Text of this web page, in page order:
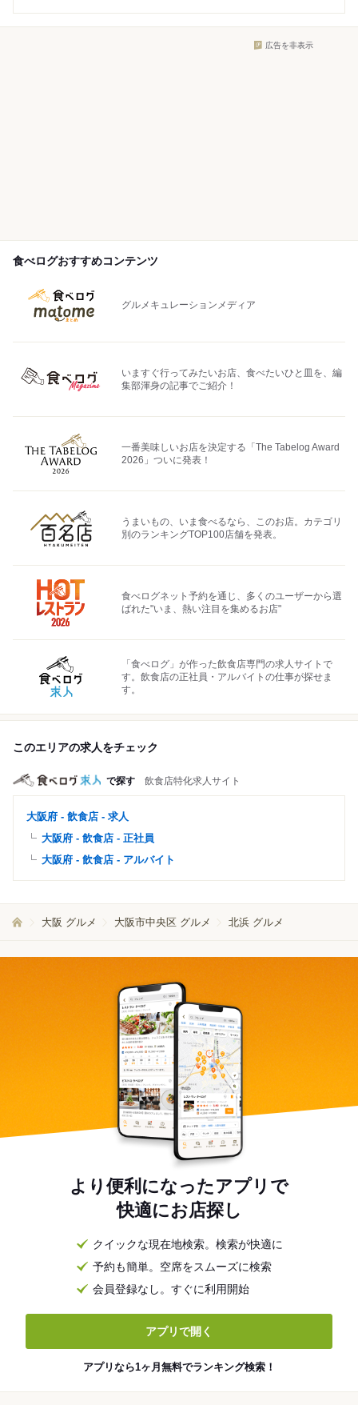
広告を非表示
食べログおすすめコンテンツ
グルメキュレーションメディア
いますぐ行ってみたいお店、食べたいひと皿を、編
集部渾身の記事でご紹介！
一番美味しいお店を決定する「The Tabelog Award
2026」ついに発表！
うまいもの、いま食べるなら、このお店。カテゴリ
別のランキングTOP100店舗を発表。
食べログネット予約を通じ、多くのユーザーから選
ばれた"いま、熱い注目を集めるお店"
「食べログ」が作った飲食店専門の求人サイトで
す。飲食店の正社員・アルバイトの仕事が探せま
す。
このエリアの求人をチェック
で探す 飲食店特化求人サイト
大阪府 - 飲食店 - 求人
大阪府 - 飲食店 - 正社員
大阪府 - 飲食店 - アルバイト
大阪 グルメ 大阪市中央区 グルメ 北浜 グルメ
より便利になったアプリで
快適にお店探し
クイックな現在地検索。検索が快適に
予約も簡単。空席をスムーズに検索
会員登録なし。すぐに利用開始
アプリで開く
アプリなら1ヶ月無料でランキング検索！